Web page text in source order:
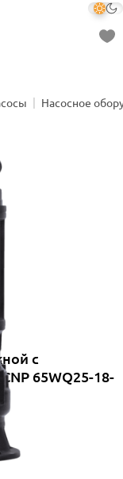
Насосное
с
65WQ25-18-